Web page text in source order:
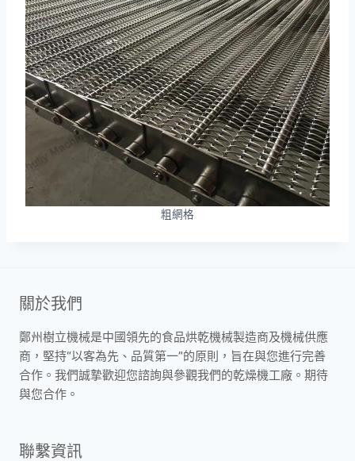
粗網格
關於我們
鄭州樹立機械是中國領先的食品烘乾機械製造商及機械供應
商，堅持“以客為先、品質第一”的原則，旨在與您進行完善
合作。我們誠摯歡迎您諮詢與參觀我們的乾燥機工廠。期待
與您合作。
聯繫資訊
Whatsapp